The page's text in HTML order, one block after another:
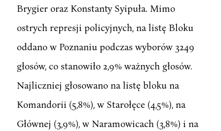
Brygier oraz Konstanty Syipuła. Mimo
ostrych represji policyjnych, na listę Bloku
oddano w Poznaniu podczas wyborów 3249
głosów, co stanowiło 2,9% ważnych głosów.
Najliczniej głosowano na listę bloku na
Komandorii (5,8%), w Starołęce (4,5%), na
Głównej (3,9%), w Naramowicach (3,8%) i na